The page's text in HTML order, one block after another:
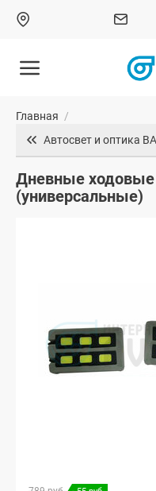
Главная /
Автосвет и оптика
Дневные ходовые
(универсальные)